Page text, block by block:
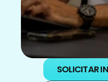
SOLICITAR